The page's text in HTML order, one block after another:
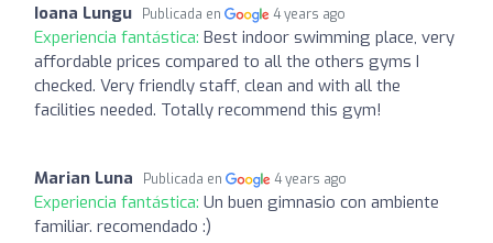
Ioana Lungu Publicada en 4 years ago
Experiencia fantástica: Best indoor swimming place, very
affordable prices compared to all the others gyms I
checked. Very friendly staff, clean and with all the
facilities needed. Totally recommend this gym!
Marian Luna Publicada en 4 years ago
Experiencia fantástica: Un buen gimnasio con ambiente
familiar. recomendado :)